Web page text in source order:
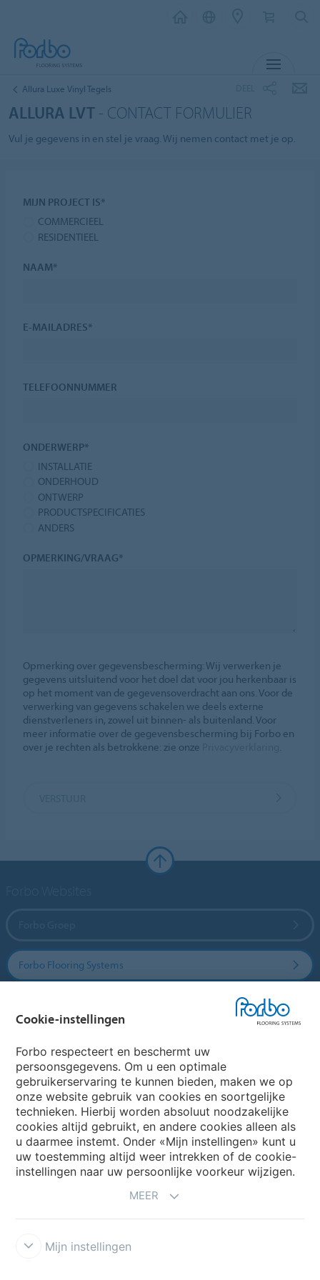
Allura Luxe Vinyl Tegels
ALLURA LVT - CONTACT FORMULIER
Vul je gegevens in en stel je vraag. Wij nemen contact met je op.
MIJN PROJECT IS*
COMMERCIEEL
RESIDENTIEEL
NAAM*
E-MAILADRES*
TELEFOONNUMMER
ONDERWERP*
INSTALLATIE
ONDERHOUD
ONTWERP
PRODUCTSPECIFICATIES
ANDERS
OPMERKING/VRAAG*
Opmerking over gegevensbescherming: Wij verwerken je
gegevens uitsluitend voor het doel dat voor jou herkenbaar is
op het moment van de gegevensoverdracht aan ons. Voor de
verwerking van gegevens schakelen we deels externe
dienstverleners in, zowel uit binnen- als buitenland. Voor
meer informatie over de gegevensbescherming bij Forbo en
over je rechten als betrokkene: zie onze
.
Forbo Flooring Systems
Website
Kies uw land
My Forbo
NIEUWSBRIEF
Cookie-instellingen
Forbo respecteert en beschermt uw
persoonsgegevens. Om u een optimale
gebruikerservaring te kunnen bieden, maken we op
onze website gebruik van cookies en soortgelijke
technieken. Hierbij worden absoluut noodzakelijke
cookies altijd gebruikt, en andere cookies alleen als
u daarmee instemt. Onder «Mijn instellingen» kunt u
uw toestemming altijd weer intrekken of de cookie-
instellingen naar uw persoonlijke voorkeur wijzigen.
MEER
Mijn instellingen